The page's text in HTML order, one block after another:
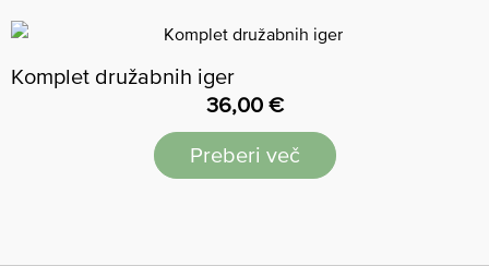
Komplet družabnih iger
36,00 €
Preberi več